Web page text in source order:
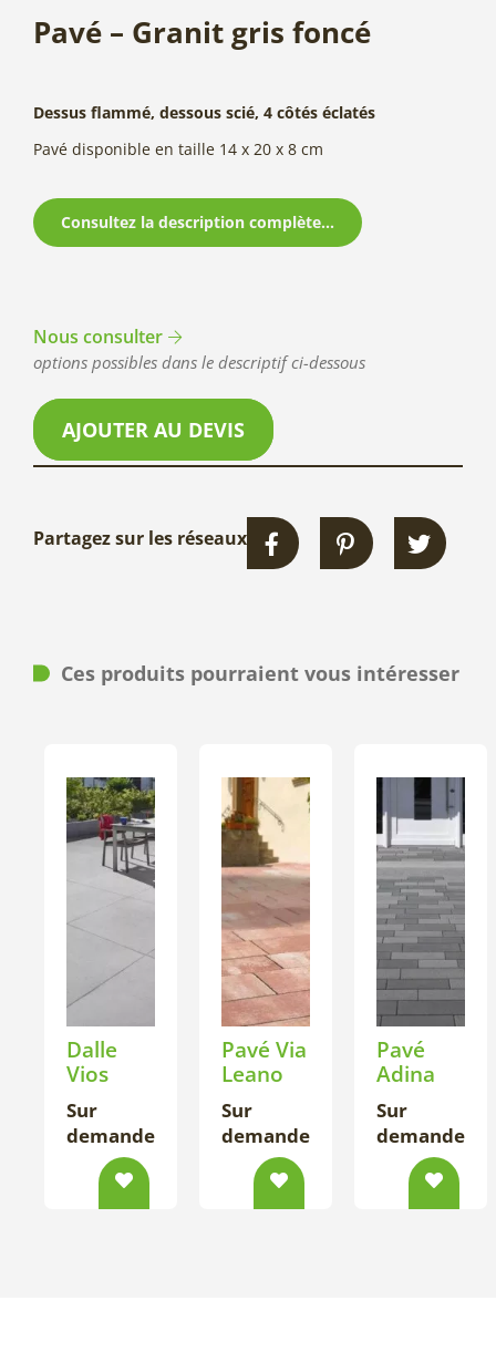
Pavé – Granit gris foncé
Dessus flammé, dessous scié, 4 côtés éclatés
Pavé disponible en taille 14 x 20 x 8 cm
Consultez la description complète...
Nous consulter
options possibles dans le descriptif ci-dessous
AJOUTER AU DEVIS
Partagez sur les réseaux
Ces produits pourraient vous intéresser
Dalle
Vios
Sur
demande
Pavé Via
Leano
Sur
demande
Pavé
Adina
Sur
demande